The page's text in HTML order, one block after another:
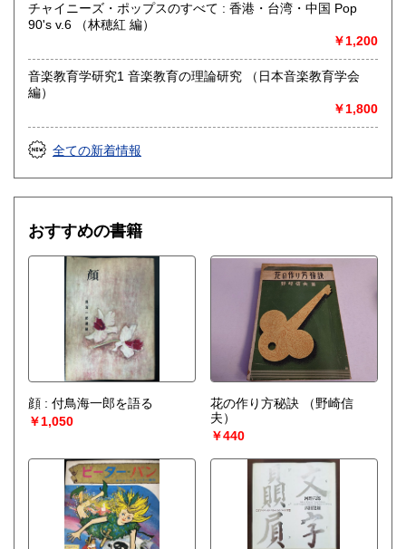
水たま書店 ではお買取り大歓迎です
詳しくはHPをご覧ください
総記、哲学宗教、歴史、社会科学、自然科学、美術工芸、国
語国文、外国文学、古典籍、近代文献、趣味、サブカルチャ
チャイニーズ・ポップスのすべて : 香港・台湾・中国 Pop
90's v.6 （林穂紅 編）
￥1,200
音楽教育学研究1 音楽教育の理論研究 （日本音楽教育学会
編）
￥1,800
全ての新着情報
おすすめの書籍
顔 : 付鳥海一郎を語る
￥1,050
花の作り方秘訣
（野崎信
夫）
￥440